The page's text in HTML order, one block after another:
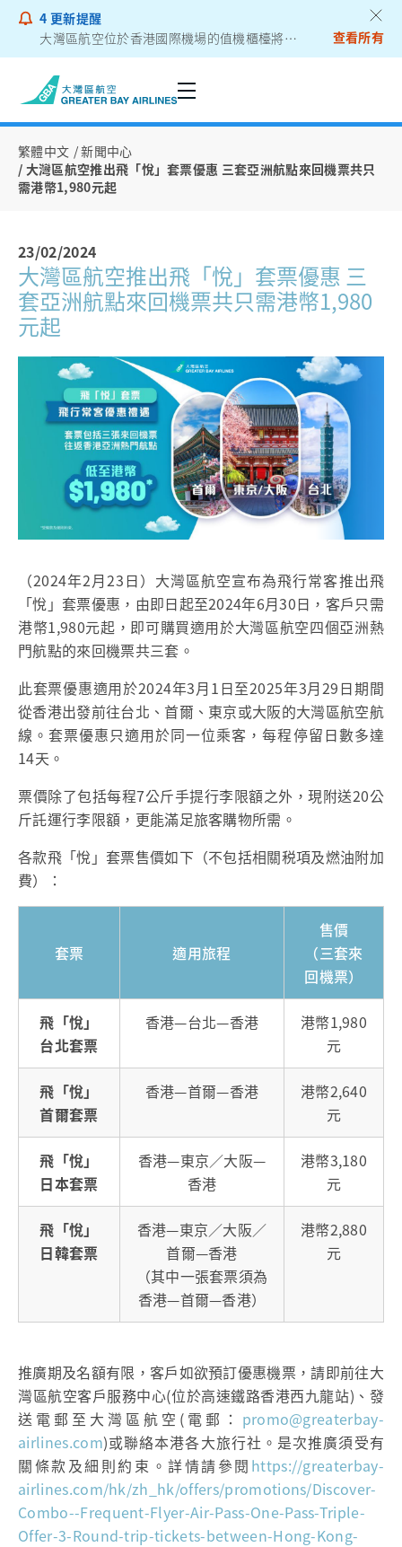
4 更新提醒
大灣區航空位於香港國際機場的值機櫃檯將遷往二號客運大樓
查看所有
繁體中文
新聞中心
大灣區航空推出飛「悅」套票優惠 三套亞洲航點來回機票共只
需港幣1,980元起
23/02/2024
大灣區航空推出飛「悅」套票優惠 三
套亞洲航點來回機票共只需港幣1,980
元起
（2024年2月23日）大灣區航空宣布為飛行常客推出飛
「悅」套票優惠，由即日起至2024年6月30日，客戶只需
港幣1,980元起，即可購買適用於大灣區航空四個亞洲熱
門航點的來回機票共三套。
此套票優惠適用於2024年3月1日至2025年3月29日期間
從香港出發前往台北、首爾、東京或大阪的大灣區航空航
線。套票優惠只適用於同一位乘客，每程停留日數多達
14天。
票價除了包括每程7公斤手提行李限額之外，現附送20公
斤託運行李限額，更能滿足旅客購物所需。
各款飛「悅」套票售價如下（不包括相關税項及燃油附加
費）：
套票 適用旅程
售價
（三套來
回機票）
飛「悅」
台北套票
香港—台北—香港
港幣1,980
元
飛「悅」
首爾套票
香港—首爾—香港
港幣2,640
元
飛「悅」
日本套票
香港—東京／大阪—
香港
港幣3,180
元
飛「悅」
日韓套票
香港—東京／大阪／
首爾—香港
（其中一張套票須為
香港—首爾—香港）
港幣2,880
元
推廣期及名額有限，客戶如欲預訂優惠機票，請即前往大
灣區航空客戶服務中心(位於高速鐵路香港西九龍站)、發
送電郵至大灣區航空(電郵： promo@greaterbay-
airlines.com)或聯絡本港各大旅行社。是次推廣須受有
關條款及細則約束。詳情請參閱 https://greaterbay-
airlines.com/hk/zh_hk/offers/promotions/Discover-
Combo--Frequent-Flyer-Air-Pass-One-Pass-Triple-
Offer-3-Round-trip-tickets-between-Hong-Kong-